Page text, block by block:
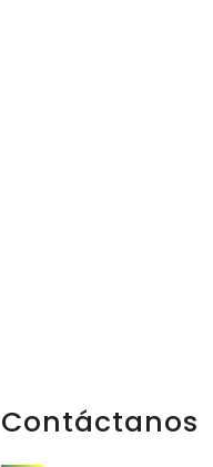
Contáctanos